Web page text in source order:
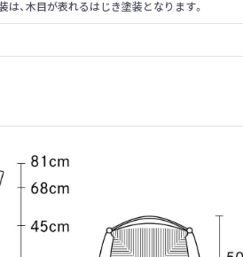
、木目が表れるはじき塗装となります。